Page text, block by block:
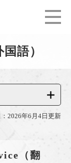
語）
2026年6月4日更新
（翻